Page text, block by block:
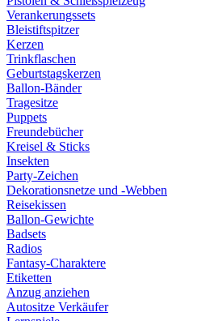
Verankerungssets
Bleistiftspitzer
Kerzen
Trinkflaschen
Geburtstagskerzen
Ballon-Bänder
Tragesitze
Puppets
Freundebücher
Kreisel & Sticks
Insekten
Party-Zeichen
Dekorationsnetze und -Webben
Reisekissen
Ballon-Gewichte
Badsets
Radios
Fantasy-Charaktere
Etiketten
Anzug anziehen
Autositze Verkäufer